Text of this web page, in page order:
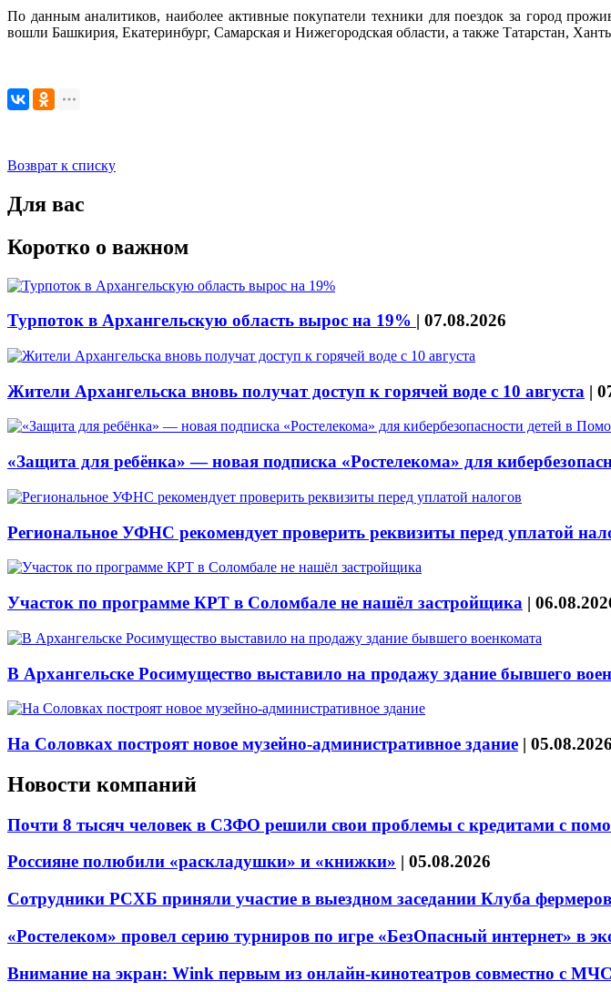
По данным аналитиков, наиболее активные покупатели техники для поездок за город
вошли Башкирия, Екатеринбург, Самарская и Нижегородская области, а также Татарстан,
Возврат к списку
Для вас
Коротко о важном
Турпоток в Архангельскую область вырос на 19% | 07.08.2026
Жители Архангельска вновь получат доступ к горячей воде с 10 августа |
«Защита для ребёнка» — новая подписка «Ростелекома» для
Региональное УФНС рекомендует проверить реквизиты перед уплатой
Участок по программе КРТ в Соломбале не нашёл застройщика |
В Архангельске Росимущество выставило на продажу здание бывшего
На Соловках построят новое музейно-административное здание | 05.08.2026
Новости компаний
Почти 8 тысяч человек в СЗФО решили свои проблемы с кредитами с
Россияне полюбили «раскладушки» и «книжки» | 05.08.2026
Сотрудники РСХБ приняли участие в выездном заседании Клуба
«Ростелеком» провел серию турниров по игре «БезОпасный интернет» в
Внимание на экран: Wink первым из онлайн-кинотеатров совместно с